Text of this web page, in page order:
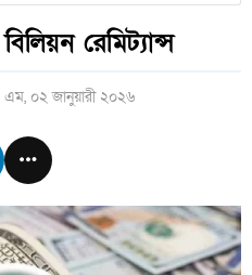
রেমিট্যান্স
এম, ০২ জানুয়ারী ২০২৬